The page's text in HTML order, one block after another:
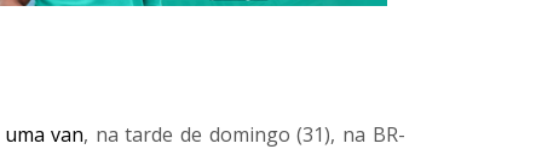
van, na tarde de domingo (31), na BR-